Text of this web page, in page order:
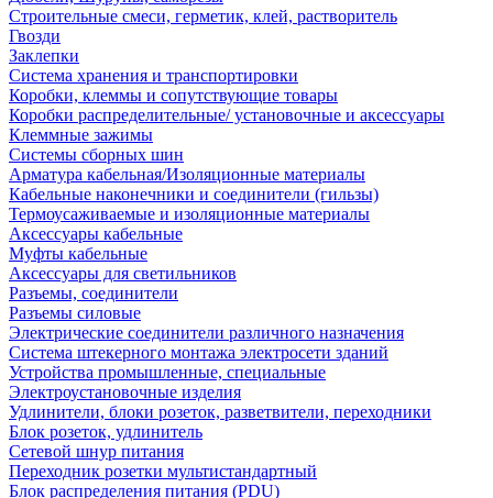
Строительные смеси, герметик, клей, растворитель
Гвозди
Заклепки
Система хранения и транспортировки
Коробки, клеммы и сопутствующие товары
Коробки распределительные/ установочные и аксессуары
Клеммные зажимы
Системы сборных шин
Арматура кабельная/Изоляционные материалы
Кабельные наконечники и соединители (гильзы)
Термоусаживаемые и изоляционные материалы
Аксессуары кабельные
Муфты кабельные
Аксессуары для светильников
Разъемы, соединители
Разъемы силовые
Электрические соединители различного назначения
Система штекерного монтажа электросети зданий
Устройства промышленные, специальные
Электроустановочные изделия
Удлинители, блоки розеток, разветвители, переходники
Блок розеток, удлинитель
Сетевой шнур питания
Переходник розетки мультистандартный
Блок распределения питания (PDU)